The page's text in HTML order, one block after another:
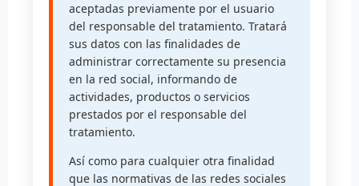
aceptadas previamente por el usuario
del responsable del tratamiento. Tratará
sus datos con las finalidades de
administrar correctamente su presencia
en la red social, informando de
actividades, productos o servicios
prestados por el responsable del
tratamiento.
Así como para cualquier otra finalidad
que las normativas de las redes sociales